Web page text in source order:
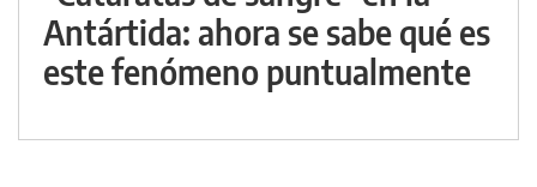
Antártida: ahora se sabe qué es
este fenómeno puntualmente